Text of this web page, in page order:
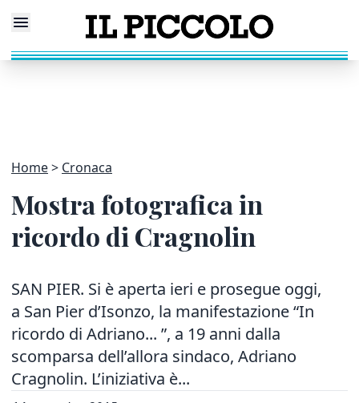
Home Cronaca
Mostra fotografica in
ricordo di Cragnolin
SAN PIER. Si è aperta ieri e prosegue oggi,
a San Pier d’Isonzo, la manifestazione “In
ricordo di Adriano... ”, a 19 anni dalla
scomparsa dell’allora sindaco, Adriano
Cragnolin. L’iniziativa è...